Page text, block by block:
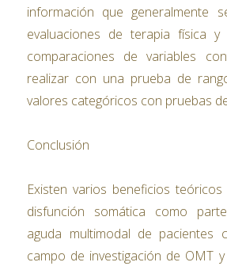
información que generalmente
evaluaciones de terapia física y
comparaciones de variables
realizar con una prueba de
valores categóricos con pruebas
Conclusión
Existen varios beneficios
disfunción somática como
aguda multimodal de pacientes
campo de investigación de OMT